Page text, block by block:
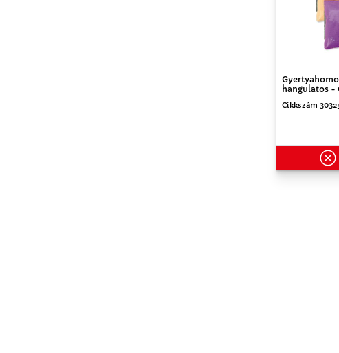
hangulatos -
Cikkszám